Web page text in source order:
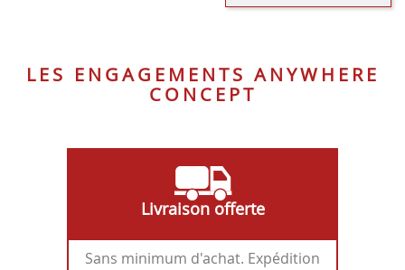
LES ENGAGEMENTS ANYWHERE
CONCEPT
Livraison offerte
Sans minimum d'achat. Expédition